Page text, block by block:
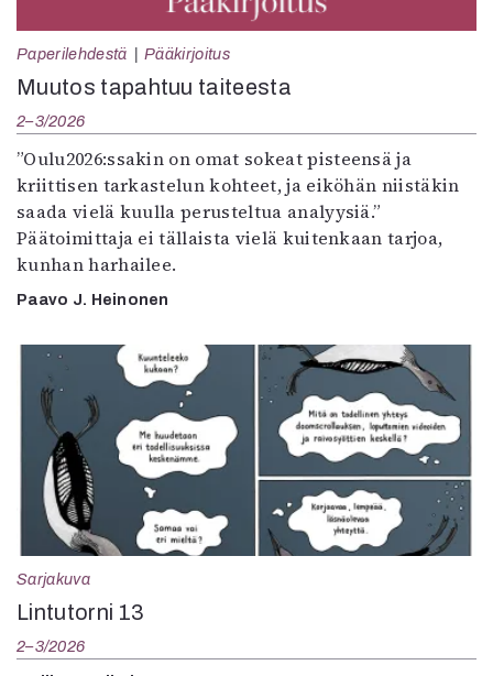
Paperilehdestä Pääkirjoitus
Muutos tapahtuu taiteesta
2–3/2026
”Oulu2026:ssakin on omat sokeat pisteensä ja
kriittisen tarkastelun kohteet, ja eiköhän niistäkin
saada vielä kuulla perusteltua analyysiä.”
Päätoimittaja ei tällaista vielä kuitenkaan tarjoa,
kunhan harhailee.
Paavo J. Heinonen
Sarjakuva
Lintutorni 13
2–3/2026